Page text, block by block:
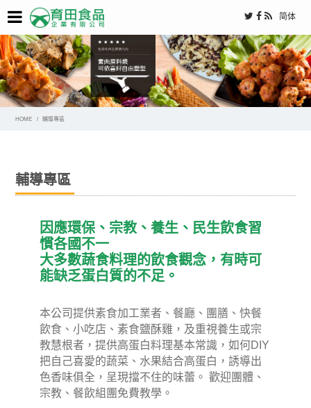
简体
HOME 輔導專區
輔導專區
因應環保、宗教、養生、民生飲食習
慣各國不一
大多數蔬食料理的飲食觀念，有時可
能缺乏蛋白質的不足。
本公司提供素食加工業者、餐廳、團膳、快餐
飲食、小吃店、素食鹽酥雞，及重視養生或宗
教慧根者，提供高蛋白料理基本常識，如何DIY
把自己喜愛的蔬菜、水果結合高蛋白，誘導出
色香味俱全，呈現擋不住的味蕾。 歡迎團體、
宗教、餐飲組團免費教學。